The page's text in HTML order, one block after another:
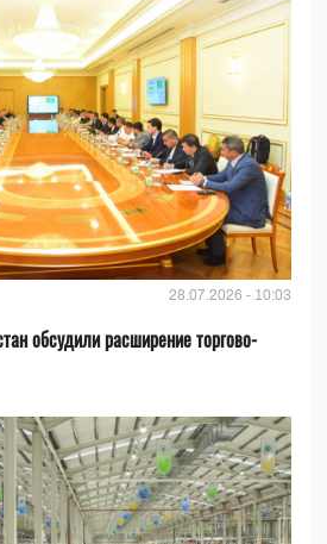
28.07.2026 - 10:03
обсудили расширение торгово-